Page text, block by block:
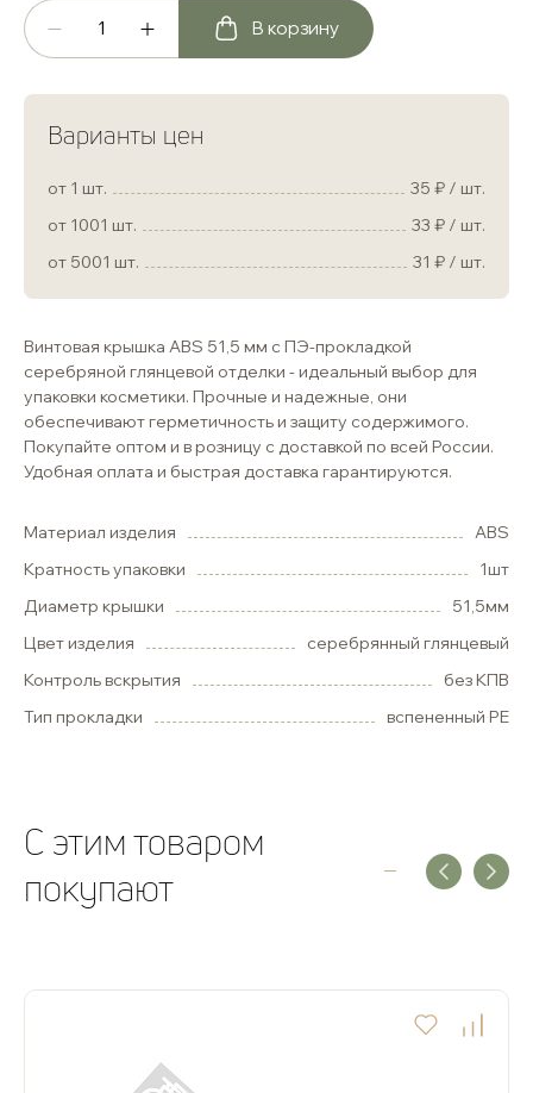
В корзину
Варианты цен
от 1 шт. 35
/ шт.
от 1001 шт.
33
/ шт.
от 5001 шт.
31 / шт.
Винтовая крышка ABS 51,5 мм с ПЭ-прокладкой
серебряной глянцевой отделки - идеальный выбор для
упаковки косметики. Прочные и надежные, они
обеспечивают герметичность и защиту содержимого.
Покупайте оптом и в розницу с доставкой по всей России.
Удобная оплата и быстрая доставка гарантируются.
Материал изделия
ABS
Кратность упаковки
1шт
Диаметр крышки
51,5мм
Цвет изделия
серебрянный глянцевый
Контроль вскрытия
без КПВ
Тип прокладки
вспененный PE
C этим товаром
покупают